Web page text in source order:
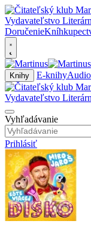
Doručenie
Knihy E-knihy
Vyhľadávanie
Prihlásiť